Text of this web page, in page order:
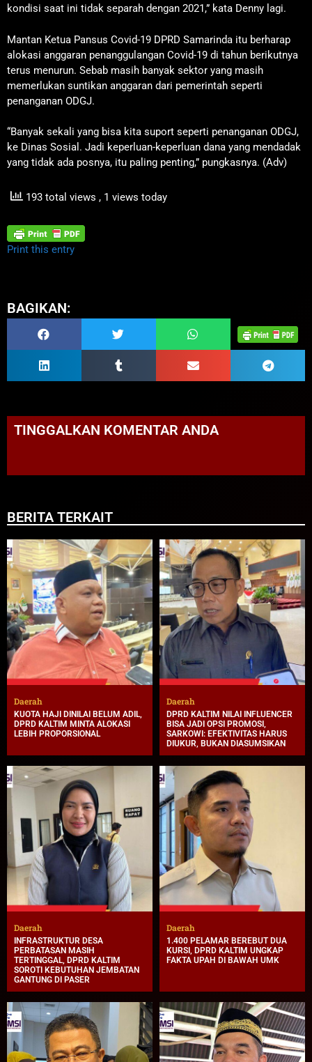
kondisi saat ini tidak separah dengan 2021,” kata Denny lagi.
Mantan Ketua Pansus Covid-19 DPRD Samarinda itu berharap
alokasi anggaran penanggulangan Covid-19 di tahun berikutnya
terus menurun. Sebab masih banyak sektor yang masih
memerlukan suntikan anggaran dari pemerintah seperti
penanganan ODGJ.
“Banyak sekali yang bisa kita suport seperti penanganan ODGJ,
ke Dinas Sosial. Jadi keperluan-keperluan dana yang mendadak
yang tidak ada posnya, itu paling penting,” pungkasnya. (Adv)
193 total views , 1 views today
Print this entry
BAGIKAN:
TINGGALKAN KOMENTAR ANDA
BERITA TERKAIT
Daerah
KUOTA HAJI DINILAI BELUM ADIL,
DPRD KALTIM MINTA ALOKASI
LEBIH PROPORSIONAL
Daerah
DPRD KALTIM NILAI INFLUENCER
BISA JADI OPSI PROMOSI,
SARKOWI: EFEKTIVITAS HARUS
DIUKUR, BUKAN DIASUMSIKAN
Daerah
INFRASTRUKTUR DESA
PERBATASAN MASIH
TERTINGGAL, DPRD KALTIM
SOROTI KEBUTUHAN JEMBATAN
GANTUNG DI PASER
Daerah
1.400 PELAMAR BEREBUT DUA
KURSI, DPRD KALTIM UNGKAP
FAKTA UPAH DI BAWAH UMK